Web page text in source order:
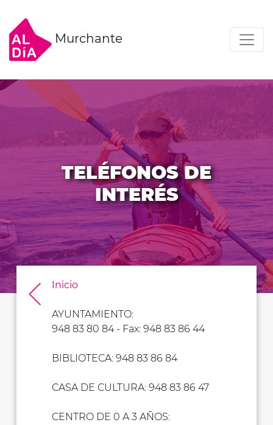
Murchante
TELÉFONOS DE
INTERÉS
Inicio
AYUNTAMIENTO:
948 83 80 84 - Fax: 948 83 86 44
BIBLIOTECA: 948 83 86 84
CASA DE CULTURA: 948 83 86 47
CENTRO DE 0 A 3 AÑOS: